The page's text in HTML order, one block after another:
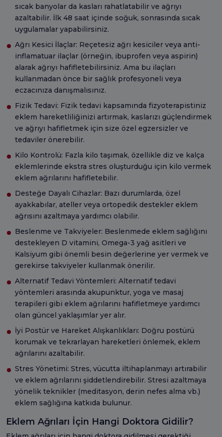
sıcak banyolar da kasları rahatlatabilir ve ağrıyı
azaltabilir. İlk 48 saat içinde soğuk, sonrasında sıcak
uygulamalar yapabilirsiniz.
Ağrı Kesici İlaçlar: Reçetesiz ağrı kesiciler veya anti-
inflamatuar ilaçlar (örneğin, ibuprofen veya aspirin)
alarak ağrıyı hafifletebilirsiniz. Ama bu ilaçları
kullanmadan önce bir sağlık profesyoneli veya
eczacınıza danışmalısınız.
Fizik Tedavi: Fizik tedavi kapsamında fizyoterapistiniz
eklem hareketliliğinizi artırmak, kaslarızı güçlendirmek
ve ağrıyı hafifletmek için size özel egzersizler ve
tedaviler önerebilir.
Kilo Kontrolü: Fazla kilo taşımak, özellikle diz ve kalça
eklemlerinde ekstra stres oluşturduğu için kilo vermek
eklem ağrılarını hafifletebilir.
Desteğe Dayalı Cihazlar: Bazı durumlarda, özel
ayakkabılar, ateller veya ortopedik destekler eklem
ağrısını azaltmaya yardımcı olabilir.
Beslenme ve Takviyeler: Beslenmede eklem sağlığını
destekleyen D vitamini, Omega-3 yağ asitleri ve
Kalsiyum gibi önemli besin değerlerine yer vermek ve
gerekirse takviyeler kullanmak önerilir.
Alternatif Tedavi Yöntemleri: Alternatif tedavi
yöntemleri arasında akupunktur, yoga ve masaj
terapileri gibi eklem ağrılarını hafifletmeye yardımcı
olan güncel yaklaşımlar yer alır.
İyi Postür ve Hareket Alışkanlıkları: Doğru postürü
korumak ve tekrarlayan hareketleri önlemek, eklem
ağrılarını azaltabilir.
Stres Yönetimi: Stres, vücutta iltihaplanmayı artırabilir
ve eklem ağrılarını şiddetlendirebilir. Stresi azaltmaya
yönelik teknikler (meditasyon, derin nefes alma vb.)
eklem sağlığına katkıda bulunur.
Eklem Ağrıları İçin Hangi Doktora Gidilir?